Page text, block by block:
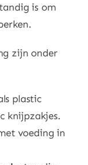
is om
zijn onder
plastic
knijpzakjes.
voeding in